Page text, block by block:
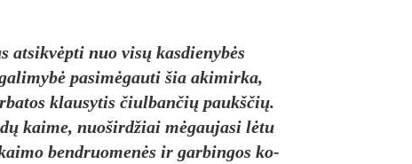
at­si­kvėpti nuo visų kas­die­nybės
pa­si­mėgau­ti šia aki­mir­ka,
klau­sy­tis čiul­ban­čių paukš­čių.
kai­me, nuo­šird­žiai mėgau­ja­si lėtu
bend­ruo­menės ir gar­bin­gos ko­